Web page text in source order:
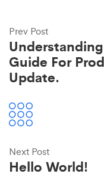
Prev Post
Guide For
Update.
Next Post
Hello World!